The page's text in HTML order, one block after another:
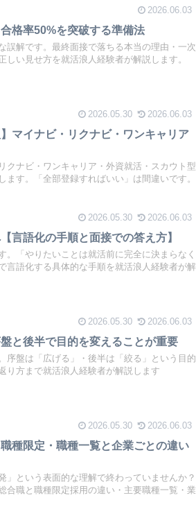
2026.06.03
格率50%を突破する準備法
誤解です。最終面接で落ちる本当の理由・一次
い見せ方を就活浪人経験者が解説します。
2026.05.30 2026.06.03
マイナビ・リクナビ・ワンキャリア
クナビ・ワンキャリア・外資就活・スカウト型
す。「全部登録すればいい」は間違いです。
2026.05.30 2026.06.03
言語化の手順と面接での答え方】
「やりたいことは就活前に完全に決まらなく
言語化する具体的な手順を就活浪人経験者が解
2026.05.30 2026.06.03
と後半で目的を変えることが重要
序盤は「広げる」・後半は「絞る」という目的
り方まで就活浪人経験者が解説します
2026.05.30 2026.06.03
種限定・職種一覧と企業ごとの違い
という表面的な理解で終わっていませんか？
合職と職種限定採用の違い・主要職種一覧・業